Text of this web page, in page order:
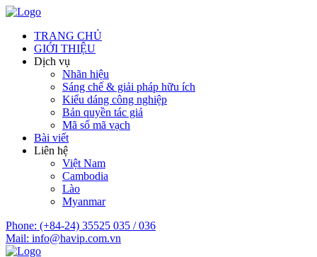
TRANG CHỦ
GIỚI THIỆU
Dịch vụ
Nhãn hiệu
Sáng chế & giải pháp hữu ích
Kiểu dáng công nghiệp
Bản quyền tác giả
Mã số mã vạch
Bài viết
Liên hệ
Việt Nam
Cambodia
Lào
Myanmar
Phone: (+84-24) 35525 035 / 036
Mail: info@havip.com.vn